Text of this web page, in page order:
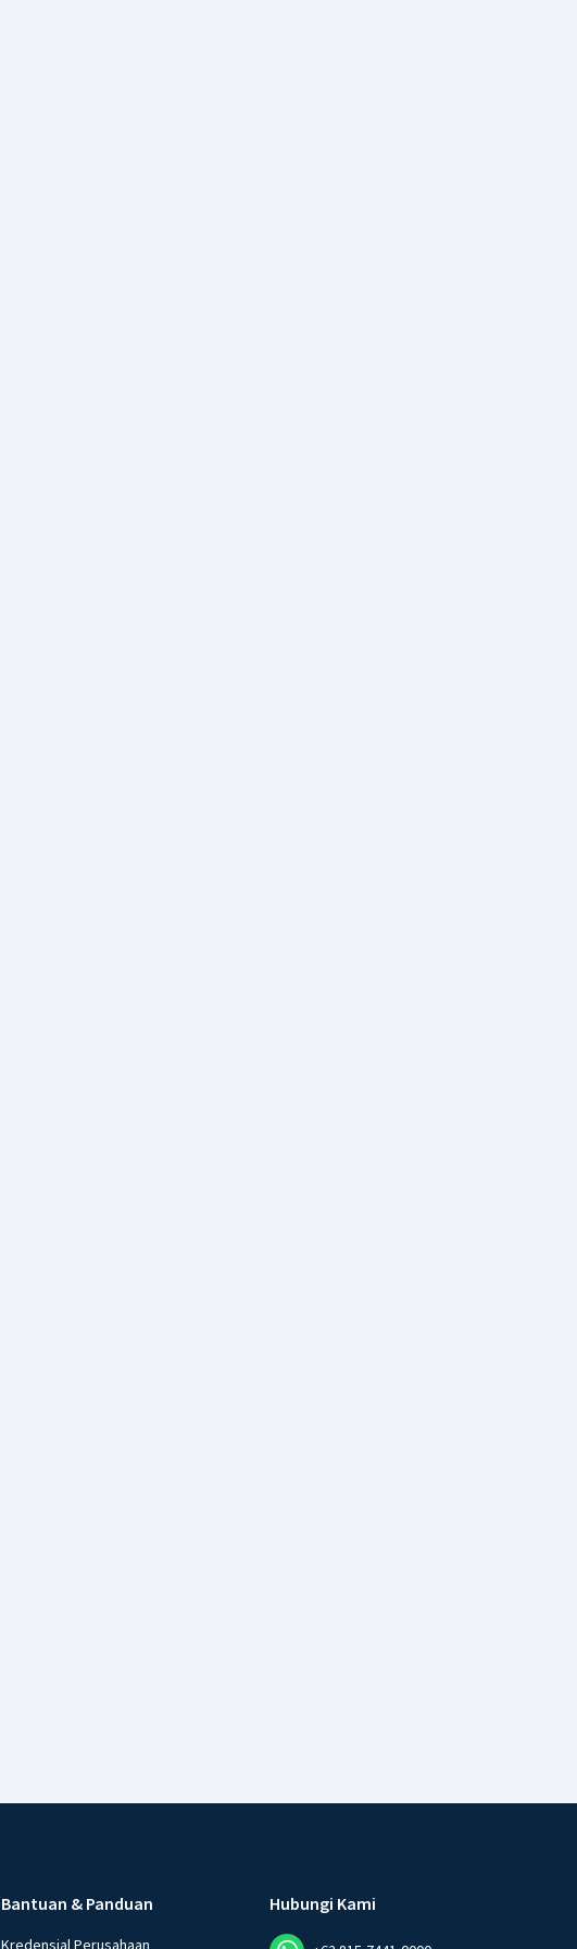
Bantuan & Panduan
Kredensial Perusahaan
Hubungi Kami